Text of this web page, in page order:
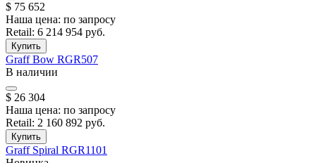
$ 75 652
Наша цена: по запросу
Retail: 6 214 954 руб.
Купить
GraffBow RGR507
В наличии
$ 26 304
Наша цена: по запросу
Retail: 2 160 892 руб.
Купить
Graff Spiral RGR1101